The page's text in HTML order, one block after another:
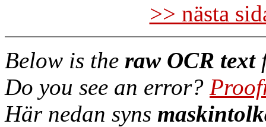
>> nästa
Below is the raw OCR text
Do you see an error?
Här nedan syns